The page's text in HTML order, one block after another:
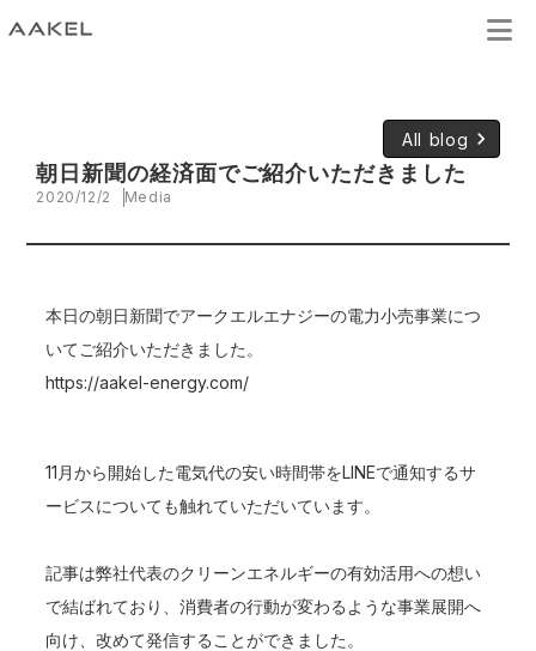
All blog keyboard_arrow_right
朝日新聞の経済面でご紹介いただきました
2020/12/2 Media
本日の朝日新聞でアークエルエナジーの電力小売事業につ
いてご紹介いただきました。
https://aakel-energy.com/
11月から開始した電気代の安い時間帯をLINEで通知するサ
ービスについても触れていただいています。
記事は弊社代表のクリーンエネルギーの有効活用への想い
で結ばれており、消費者の行動が変わるような事業展開へ
向け、改めて発信することができました。